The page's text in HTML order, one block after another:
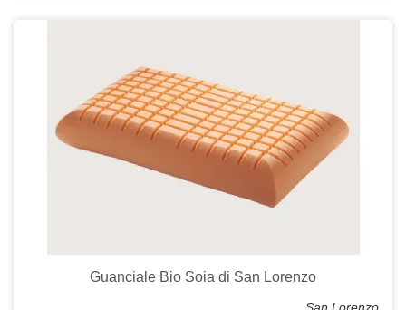
Guanciale Bio Soia di San Lorenzo